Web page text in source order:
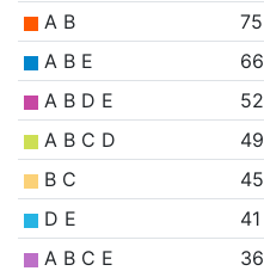
A B
75
A B E
66
A B D E
52
A B C D
49
B C
45
D E
41
A B C E
36